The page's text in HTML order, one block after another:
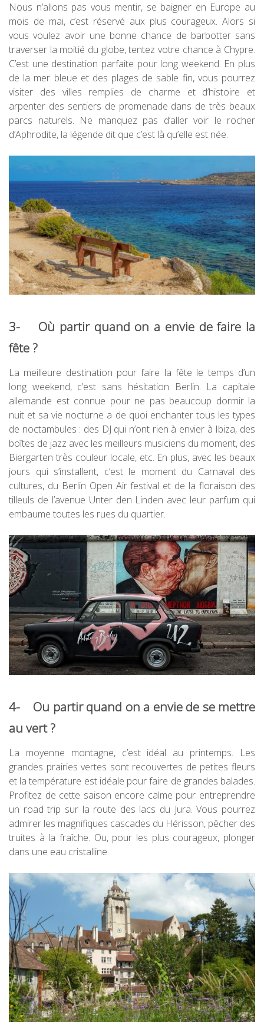
Nous n’allons pas vous mentir, se baigner en Europe au
mois de mai, c’est réservé aux plus courageux. Alors si
vous voulez avoir une bonne chance de barbotter sans
traverser la moitié du globe, tentez votre chance à Chypre.
C’est une destination parfaite pour long weekend. En plus
de la mer bleue et des plages de sable fin, vous pourrez
visiter des villes remplies de charme et d’histoire et
arpenter des sentiers de promenade dans de très beaux
parcs naturels. Ne manquez pas d’aller voir le rocher
d’Aphrodite, la légende dit que c’est là qu’elle est née.
3- Où partir quand on a envie de faire la
fête ?
La meilleure destination pour faire la fête le temps d’un
long weekend, c’est sans hésitation Berlin. La capitale
allemande est connue pour ne pas beaucoup dormir la
nuit et sa vie nocturne a de quoi enchanter tous les types
de noctambules : des DJ qui n’ont rien à envier à Ibiza, des
boîtes de jazz avec les meilleurs musiciens du moment, des
Biergarten très couleur locale, etc. En plus, avec les beaux
jours qui s’installent, c’est le moment du Carnaval des
cultures, du Berlin Open Air festival et de la floraison des
tilleuls de l’avenue Unter den Linden avec leur parfum qui
embaume toutes les rues du quartier.
4- Ou partir quand on a envie de se mettre
au vert ?
La moyenne montagne, c’est idéal au printemps. Les
grandes prairies vertes sont recouvertes de petites fleurs
et la température est idéale pour faire de grandes balades.
Profitez de cette saison encore calme pour entreprendre
un road trip sur la route des lacs du Jura. Vous pourrez
admirer les magnifiques cascades du Hérisson, pêcher des
truites à la fraîche. Ou, pour les plus courageux, plonger
dans une eau cristalline.